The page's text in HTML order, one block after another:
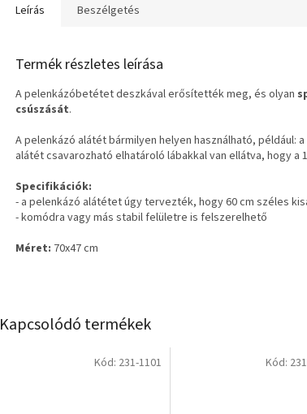
Kapcsolódó termékek
Kód: 231-1101 Kód:
Leírás Beszélgetés
Termék részletes leírása
A pelenkázóbetétet deszkával erősítették meg, és olyan
csúszását.
A pelenkázó alátét bármilyen helyen használható, például:
alátét csavarozható elhatároló lábakkal van ellátva, hogy
Specifikációk:
- a pelenkázó alátétet úgy tervezték, hogy 60 cm széles
- komódra vagy más stabil felületre is felszerelhető
Méret: 70x47 cm